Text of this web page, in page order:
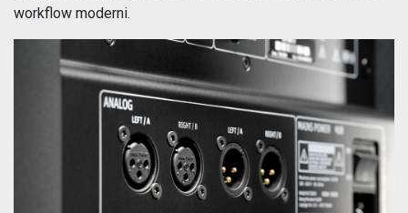
workflow moderni.